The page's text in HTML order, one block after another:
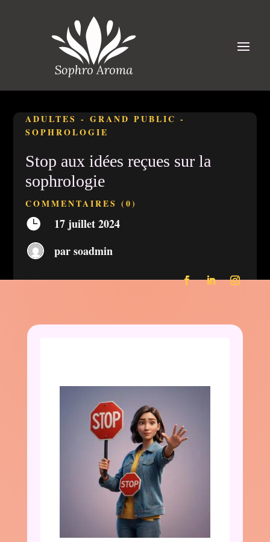
ADULTES -GRAND PUBLIC -
SOPHROLOGIE
Stop aux idées reçues sur la
sophrologie
COMMENTAIRES (0)

17 juillet 2024
parsoadmin